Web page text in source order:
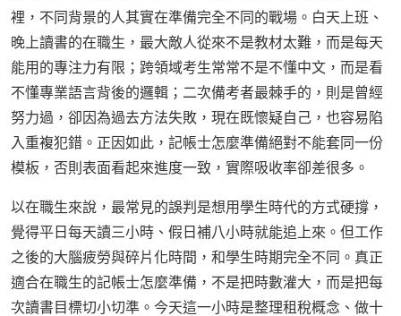
裡，不同背景的人其實在準備完全不同的戰場。白天上班、
晚上讀書的在職生，最大敵人從來不是教材太難，而是每天
能用的專注力有限；跨領域考生常常不是不懂中文，而是看
不懂專業語言背後的邏輯；二次備考者最棘手的，則是曾經
努力過，卻因為過去方法失敗，現在既懷疑自己，也容易陷
入重複犯錯。正因如此，記帳士怎麼準備絕對不能套同一份
模板，否則表面看起來進度一致，實際吸收率卻差很多。
以在職生來說，最常見的誤判是想用學生時代的方式硬撐，
覺得平日每天讀三小時、假日補八小時就能追上來。但工作
之後的大腦疲勞與碎片化時間，和學生時期完全不同。真正
適合在職生的記帳士怎麼準備，不是把時數灌大，而是把每
次讀書目標切小切準。今天這一小時是整理租稅概念、做十